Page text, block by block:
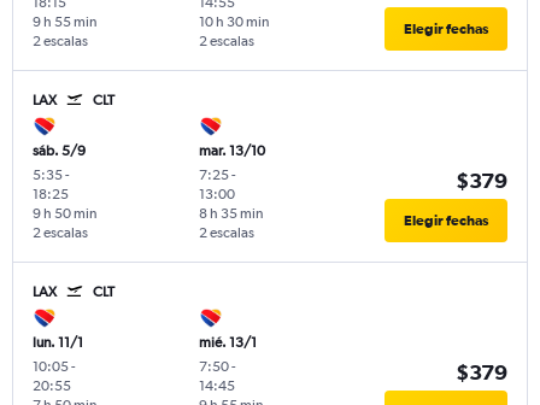
2 escalas
9 h 55 min
2 escalas
10 h 30 min Elegir fechas
LAX CLT
sáb. 5/9
5:35-
18:25
2 escalas
9 h 50 min
mar. 13/10
7:25-
13:00
2 escalas
8 h 35 min
$379
Elegir fechas
LAX CLT
lun. 11/1
10:05-
20:55
mié. 13/1
7:50-
14:45
$379